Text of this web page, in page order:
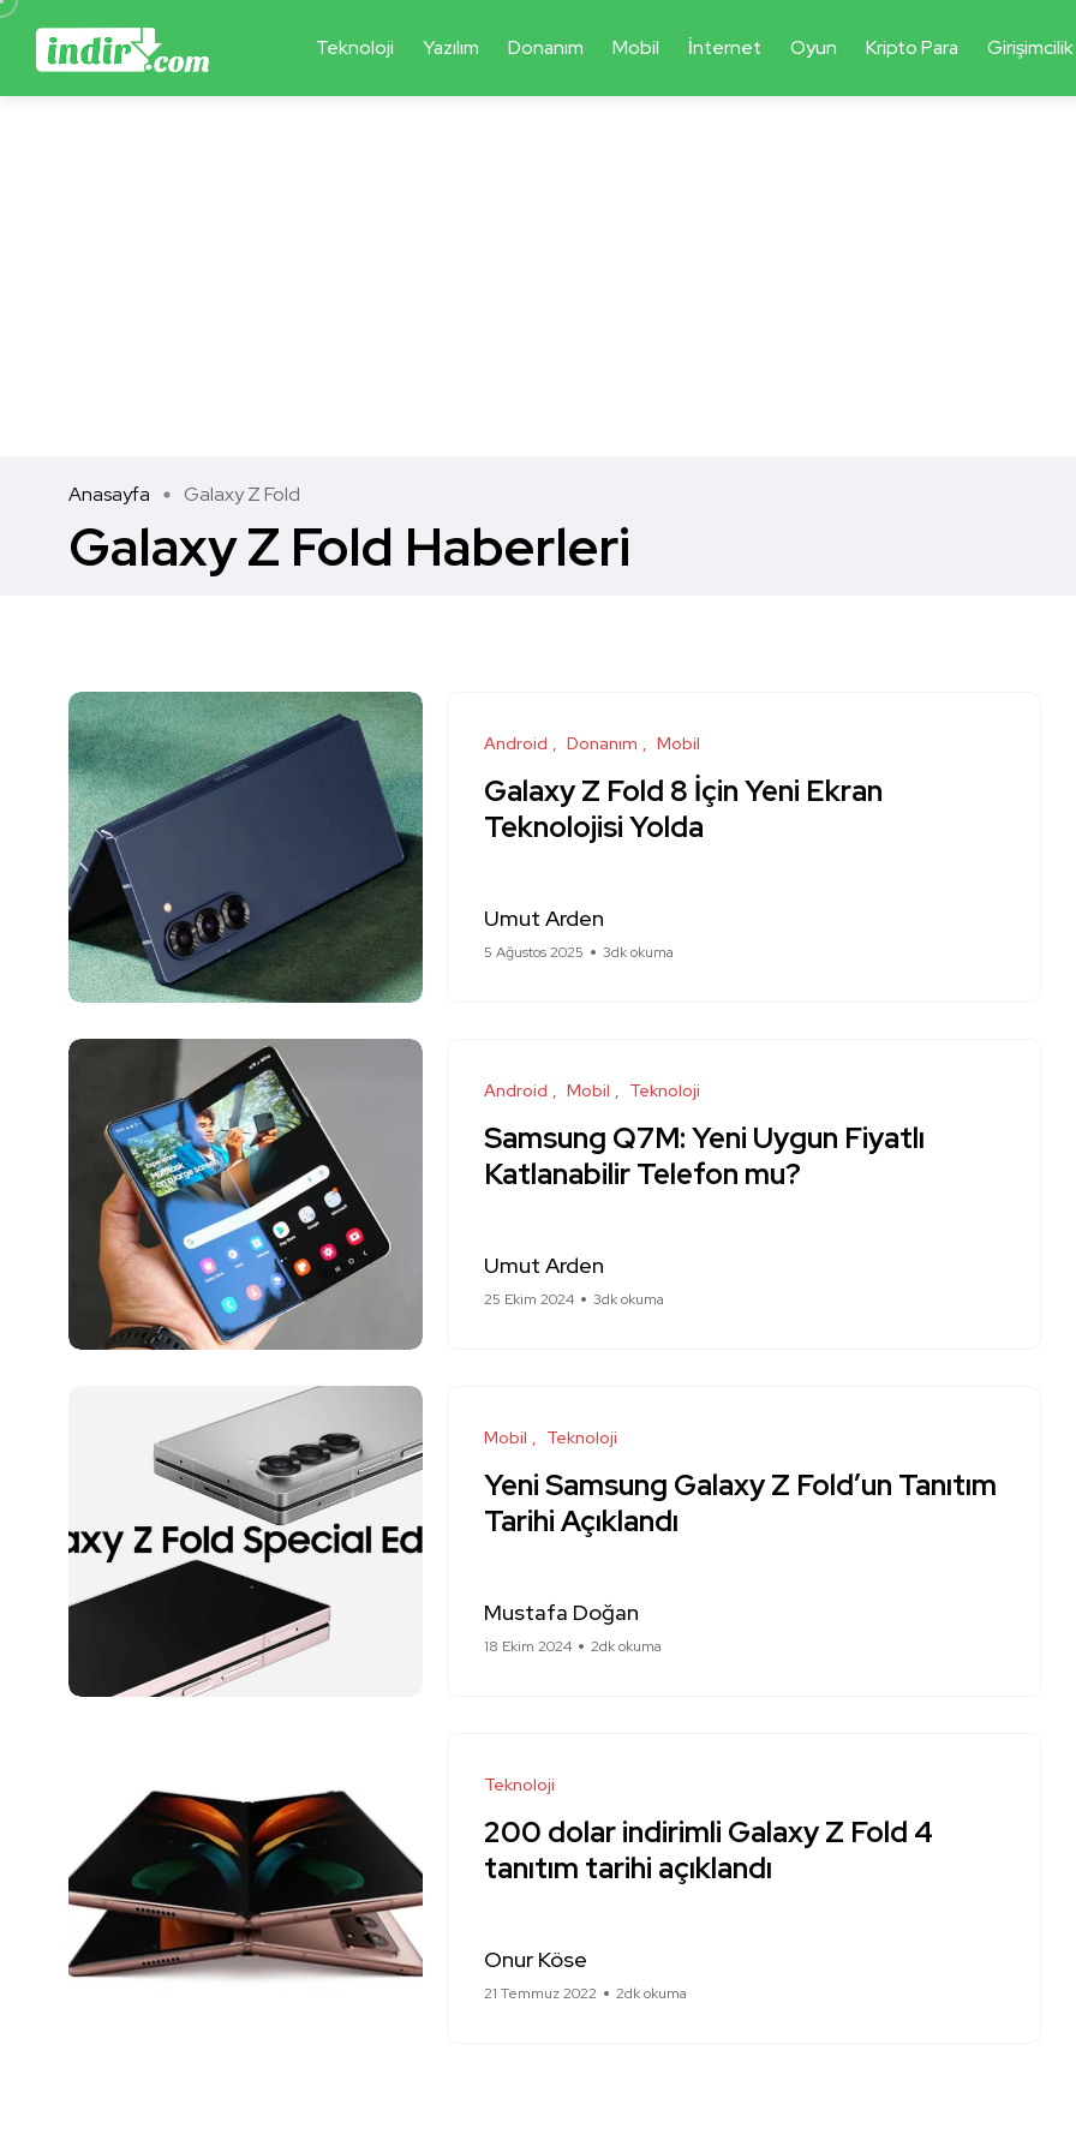
Teknoloji Yazılım Donanım Mobil İnternet Oyun Kripto Para Girişimcilik
Anasayfa Galaxy Z Fold
Galaxy Z Fold Haberleri
Android Donanım Mobil
Galaxy Z Fold 8 İçin Yeni Ekran
Teknolojisi Yolda
Umut Arden
5 Ağustos 2025 3dk okuma
Android Mobil Teknoloji
Samsung Q7M: Yeni Uygun Fiyatlı
Katlanabilir Telefon mu?
Umut Arden
25 Ekim 2024 3dk okuma
Mobil Teknoloji
Yeni Samsung Galaxy Z Fold’un Tanıtım
Tarihi Açıklandı
Mustafa Doğan
18 Ekim 2024 2dk okuma
Teknoloji
200 dolar indirimli Galaxy Z Fold 4
tanıtım tarihi açıklandı
Onur Köse
21 Temmuz 2022 2dk okuma